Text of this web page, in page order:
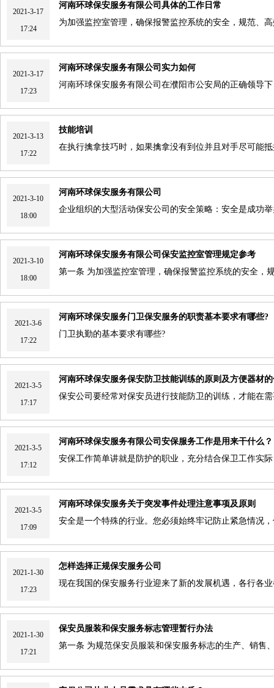
河南环球保安服务有限公司具体的工作日常
为加强监控室管理，确保报警监控系统的安全，规范、
2021-3-17
17:24
河南环球保安服务有限公司实力如何
河南环球保安服务有限公司在濮阳市公安局的正确领导
2021-3-17
17:23
技能培训
在执行擒拿技巧时，如果擒拿没有到位并且对手尽可能
2021-3-13
17:22
河南环球保安服务有限公司
企业组织的大型活动保安公司的安全策略：安全是成功
2021-3-10
18:00
河南环球保安服务有限公司保安监控室管理规定参考
第一条 为加强监控室管理，确保报警监控系统的安全，
2021-3-10
18:00
河南环球保安服务门卫保安服务的职责基本要求有哪些?
门卫执勤的基本要求有哪些?
2021-3-6
17:22
河南环球保安服务保安防卫技能训练的原则及方便器材
保安公司要经常对保安员进行技能防卫的训练，才能在
2021-3-5
17:17
河南环球保安服务有限公司安保服务工作是用来干什么？
安保工作简单讲就是防护的职业，充分结合保卫工作实
2021-3-5
17:12
河南环球保安服务关于突发事件处理注意事项及原则
安全是一个特殊的行业。您必须始终牢记防止紧急情况
2021-3-5
17:09
怎样选择正规保安服务公司
现在我国的保安服务行业迎来了新的发展机遇，各行各
2021-1-30
17:23
保安员服装和保安服务标志管理暂行办法
第一条 为规范保安员服装和保安服务标志的生产、销售
2021-1-30
17:21